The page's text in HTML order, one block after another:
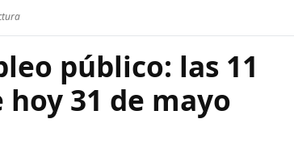
público: las 11
31 de mayo